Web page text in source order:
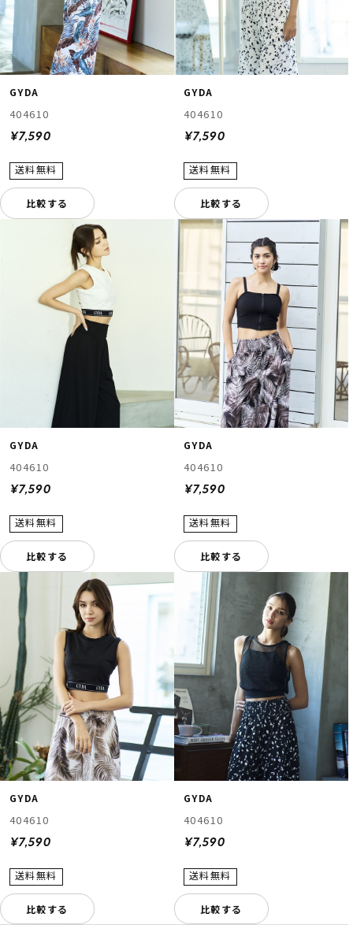
GYDA
404610
¥7,590
比較する
GYDA
404610
¥7,590
比較する
GYDA
404610
¥7,590
比較する
GYDA
404610
¥7,590
比較する
GYDA
404610
¥7,590
比較する
GYDA
404610
¥7,590
比較する